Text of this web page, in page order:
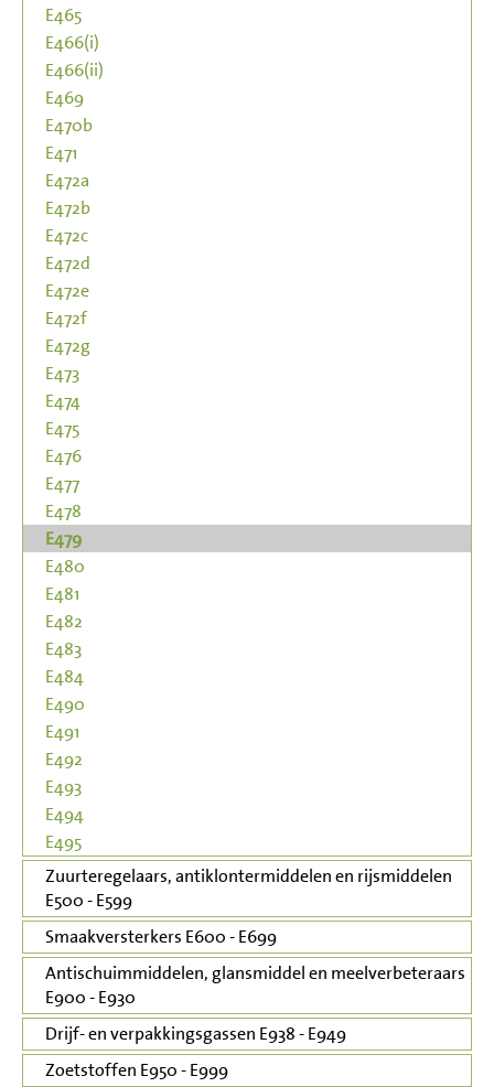
E465
E466(i)
E466(ii)
E469
E470b
E471
E472a
E472b
E472c
E472d
E472e
E472f
E472g
E473
E474
E475
E476
E477
E478
E479
E480
E481
E482
E483
E484
E490
E491
E492
E493
E494
E495
Zuurteregelaars, antiklontermiddelen en rijsmiddelen
E500 - E599
Smaakversterkers E600 - E699
Antischuimmiddelen, glansmiddel en meelverbeteraars
E900 - E930
Drijf- en verpakkingsgassen E938 - E949
Zoetstoffen E950 - E999